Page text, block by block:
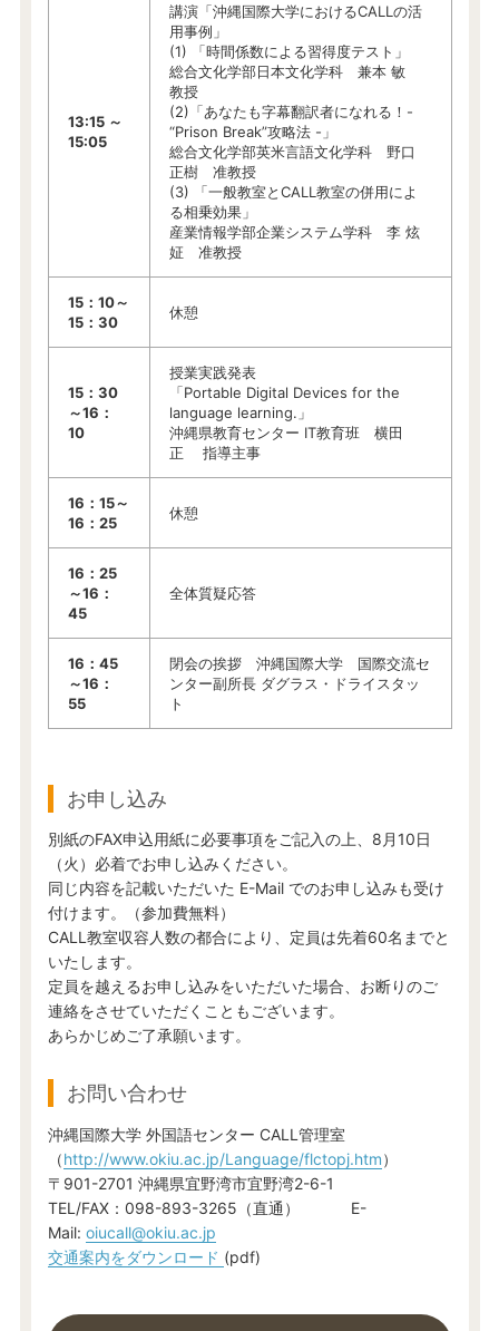
13:15 ～
15:05
講演「沖縄国際大学におけるCALLの活
用事例」
(1) 「時間係数による習得度テスト」
総合文化学部日本文化学科 兼本 敏
教授
(2)「あなたも字幕翻訳者になれる！-
“Prison Break”攻略法 -」
総合文化学部英米言語文化学科 野口
正樹 准教授
(3) 「一般教室とCALL教室の併用によ
る相乗効果」
産業情報学部企業システム学科 李 炫
姃 准教授
15：10～
15：30
休憩
15：30
～16：
10
授業実践発表
「Portable Digital Devices for the
language learning.」
沖縄県教育センター IT教育班 横田
正 指導主事
16：15～
16：25
休憩
16：25
～16：
45
全体質疑応答
16：45
～16：
55
閉会の挨拶 沖縄国際大学 国際交流セ
ンター副所長 ダグラス・ドライスタッ
ト
お申し込み
別紙のFAX申込用紙に必要事項をご記入の上、8月10日
（火）必着でお申し込みください。
同じ内容を記載いただいた E-Mail でのお申し込みも受け
付けます。（参加費無料）
CALL教室収容人数の都合により、定員は先着60名までと
いたします。
定員を越えるお申し込みをいただいた場合、お断りのご
連絡をさせていただくこともございます。
あらかじめご了承願います。
お問い合わせ
沖縄国際大学 外国語センター CALL管理室
（http://www.okiu.ac.jp/Language/flctopj.htm）
〒901-2701 沖縄県宜野湾市宜野湾2-6-1
TEL/FAX：098-893-3265（直通） E-
Mail: oiucall@okiu.ac.jp
交通案内をダウンロード (pdf)